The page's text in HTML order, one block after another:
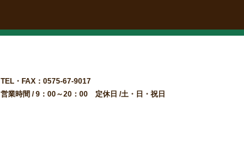
TEL・FAX：0575-67-9017
営業時間 / 9：00～20：00 定休日 /土・日・祝日